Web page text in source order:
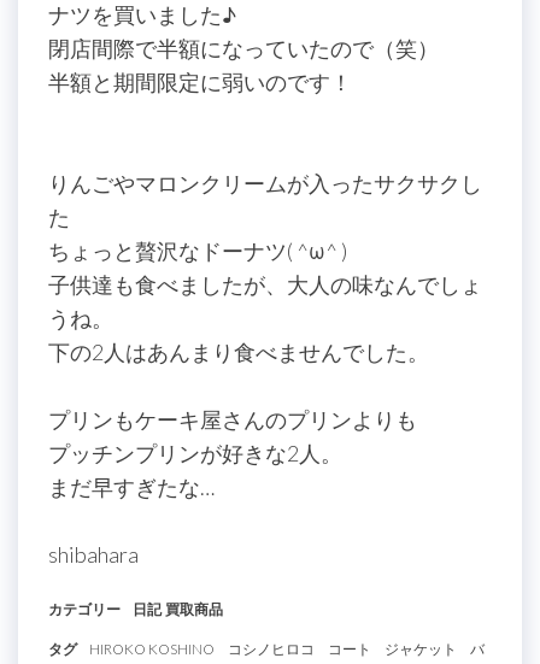
ナツを買いました♪
閉店間際で半額になっていたので（笑）
半額と期間限定に弱いのです！
りんごやマロンクリームが入ったサクサクし
た
ちょっと贅沢なドーナツ( ^ω^ )
子供達も食べましたが、大人の味なんでしょ
うね。
下の2人はあんまり食べませんでした。
プリンもケーキ屋さんのプリンよりも
プッチンプリンが好きな2人。
まだ早すぎたな…
shibahara
カテゴリー 日記 買取商品
タグ HIROKO KOSHINO コシノヒロコ コート ジャケット バ